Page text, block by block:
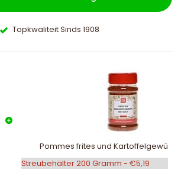
Topkwaliteit Sinds 1908
Pommes frites und Kartoffelgewürz